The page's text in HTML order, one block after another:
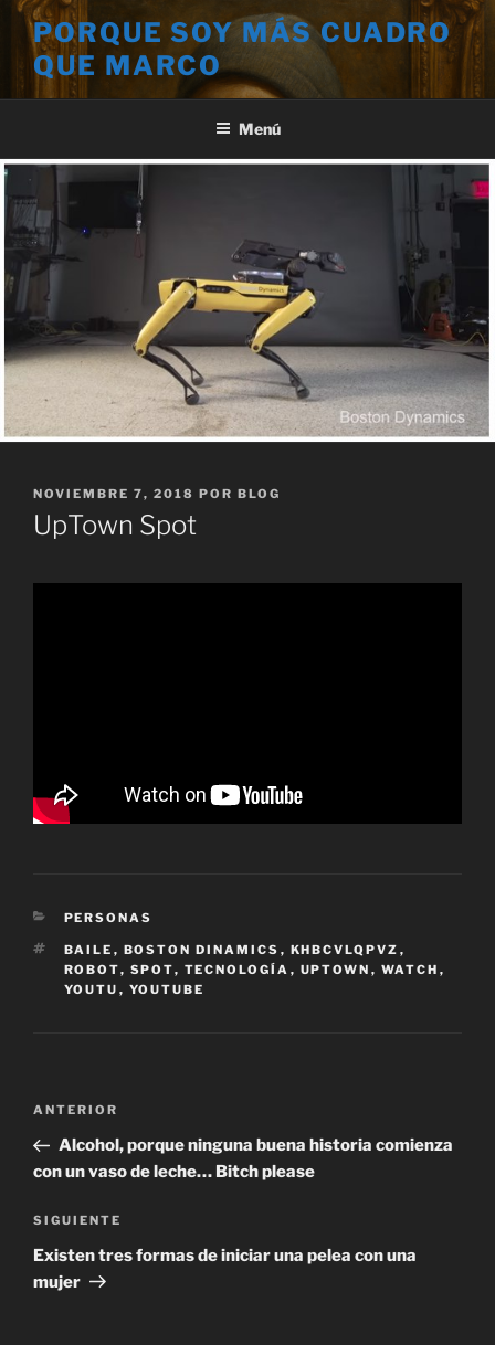
Saltar
contenido
PORQUE SOY MÁS CUADRO
QUE MARCO
Menú
PUBLICADO
EL
NOVIEMBRE 7, 2018 POR BLOG
UpTown Spot
CATEGORÍAS
PERSONAS
ETIQUETAS
BAILE , BOSTON DINAMICS , KHBCVLQPVZ ,
ROBOT, SPOT, TECNOLOGÍA , UPTOWN , WATCH ,
YOUTU , YOUTUBE
Navegación
entradas
Entrada
anterior:
ANTERIOR
Alcohol, porque ninguna buena historia comienza
con un vaso de leche… Bitch please
Siguiente
entrada
SIGUIENTE
Existen tres formas de iniciar una pelea con una
mujer